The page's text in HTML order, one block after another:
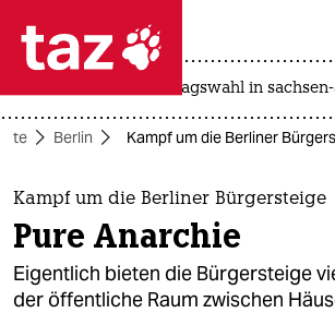
 taz zahl ich
taz zahl ich
themen
politik
öko
landtagswahl in
Berlin Kampf um die Berliner
Kampf um die Berliner Bürgersteige
Pure Anarchie
Eigentlich bieten die Bürgersteige
der öffentliche Raum zwischen